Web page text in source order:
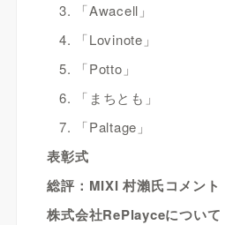
3. 「Awacell」
4. 「Lovinote」
5. 「Potto」
6. 「まちとも」
7. 「Paltage」
表彰式
総評：MIXI 村瀨氏コメント
株式会社RePlayceについて